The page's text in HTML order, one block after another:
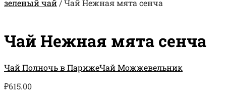
зеленый чай/Чай Нежная мята сенча
Чай Нежная мята сенча
Чай Полночь в ПарижеЧай Можжевельник
₽615.00